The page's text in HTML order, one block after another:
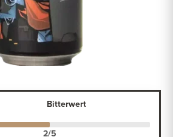
Bitterwert